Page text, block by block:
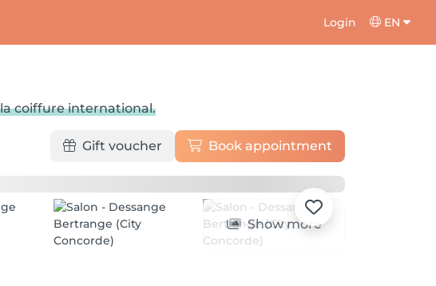
Login EN
la coiffure international.
Gift voucher Book appointment
Show more